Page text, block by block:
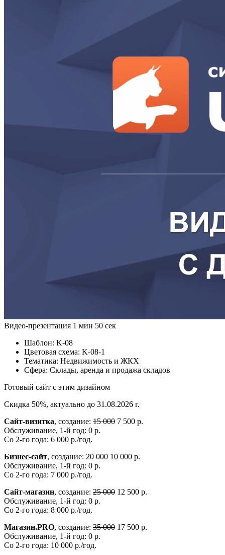
Видео-презентация 1 мин 50 сек
Шаблон: K-08
Цветовая схема: K-08-1
Тематика: Недвижимость и ЖКХ
Сфера: Склады, аренда и продажа складов
Готовый сайт с этим дизайном
Скидка 50%, актуально до 31.08.2026 г.
Сайт-визитка, создание: 15 000 7 500 р.
Обслуживание, 1-й год: 0 р.
Со 2-го года: 6 000 р./год.
Бизнес-сайт, создание: 20 000 10 000 р.
Обслуживание, 1-й год: 0 р.
Со 2-го года: 7 000 р./год.
Сайт-магазин, создание: 25 000 12 500 р.
Обслуживание, 1-й год: 0 р.
Со 2-го года: 8 000 р./год.
Магазин.PRO, создание: 35 000 17 500 р.
Обслуживание, 1-й год: 0 р.
Со 2-го года: 10 000 р./год.